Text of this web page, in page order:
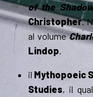
of the
Christopher.
al volume
Lindop
il Mythopoeic
Studies, il